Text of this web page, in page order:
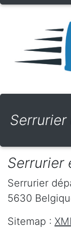
Serrurier
Serrurier
5630
Sitemap :